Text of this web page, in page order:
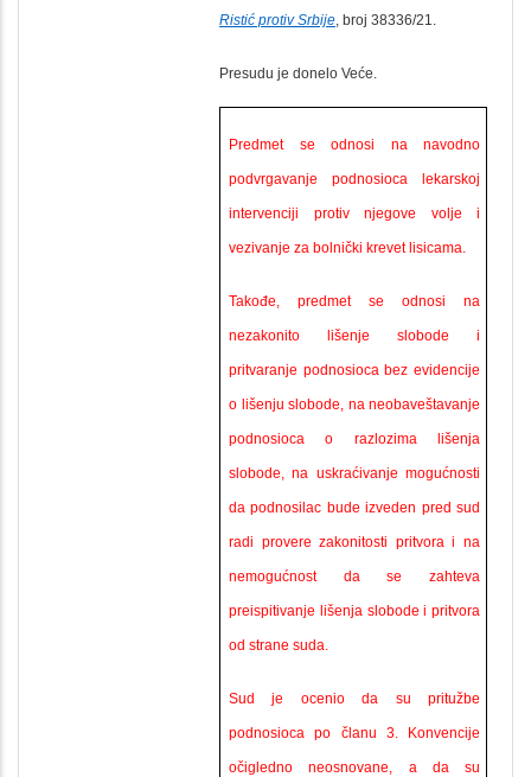
Ristić protiv Srbije, broj 38336/21.
Presudu je donelo Veće.
Predmet se odnosi na navodno
podvrgavanje podnosioca lekarskoj
intervenciji protiv njegove volje i
vezivanje za bolnički krevet lisicama.
Takođe, predmet se odnosi na
nezakonito lišenje slobode i
pritvaranje podnosioca bez evidencije
o lišenju slobode, na neobaveštavanje
podnosioca o razlozima lišenja
slobode, na uskraćivanje mogućnosti
da podnosilac bude izveden pred sud
radi provere zakonitosti pritvora i na
nemogućnost da se zahteva
preispitivanje lišenja slobode i pritvora
od strane suda.
Sud je ocenio da su pritužbe
podnosioca po članu 3. Konvencije
očigledno neosnovane, a da su